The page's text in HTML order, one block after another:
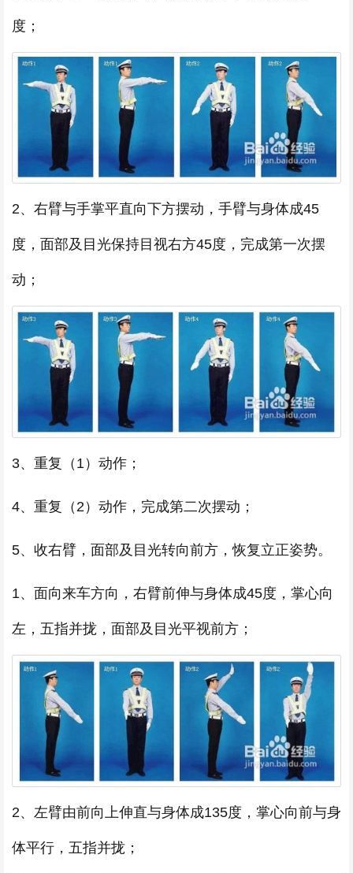
度；
2、右臂与手掌平直向下方摆动，手臂与身体成45
度，面部及目光保持目视右方45度，完成第一次摆
动；
3、重复（1）动作；
4、重复（2）动作，完成第二次摆动；
5、收右臂，面部及目光转向前方，恢复立正姿势。
1、面向来车方向，右臂前伸与身体成45度，掌心向
左，五指并拢，面部及目光平视前方；
2、左臂由前向上伸直与身体成135度，掌心向前与身
体平行，五指并拢；